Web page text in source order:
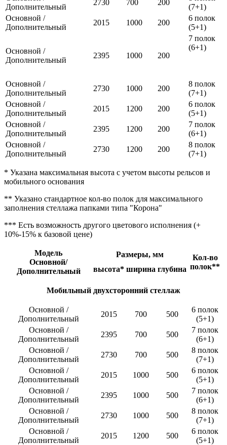
Дополнительный
2730 700 200
(7+1)
Основной /
Дополнительный
2015 1000 200
6 полок
(5+1)
Основной /
Дополнительный
2395 1000 200
7 полок
(6+1)
Основной /
Дополнительный
2730 1000 200
8 полок
(7+1)
Основной /
Дополнительный
2015 1200 200
6 полок
(5+1)
Основной /
Дополнительный
2395 1200 200
7 полок
(6+1)
Основной /
Дополнительный
2730 1200 200
8 полок
(7+1)
* Указана максимальная высота с учетом высоты рельсов и
мобильного основания
** Указано стандартное кол-во полок для максимального
заполнения стеллажа папками типа "Корона"
*** Есть возможность другого цветового исполнения (+
10%-15% к базовой цене)
Модель
Основной/
Дополнительный
Размеры, мм
Кол-во
полок**
высота* ширина глубина
Мобильный двухсторонний стеллаж
Основной /
Дополнительный
2015 700 500
6 полок
(5+1)
Основной /
Дополнительный
2395 700 500
7 полок
(6+1)
Основной /
Дополнительный
2730 700 500
8 полок
(7+1)
Основной /
Дополнительный
2015 1000 500
6 полок
(5+1)
Основной /
Дополнительный
2395 1000 500
7 полок
(6+1)
Основной /
Дополнительный
2730 1000 500
8 полок
(7+1)
Основной /
Дополнительный
2015 1200 500
6 полок
(5+1)